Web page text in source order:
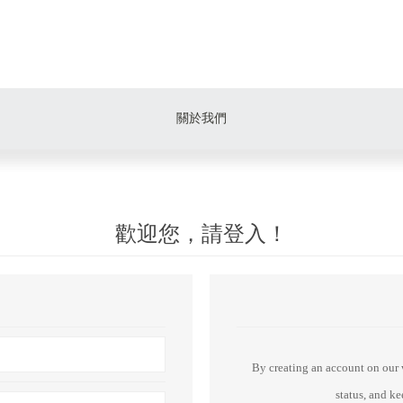
關於我們
歡迎您，請登入！
By creating an account on our
status, and